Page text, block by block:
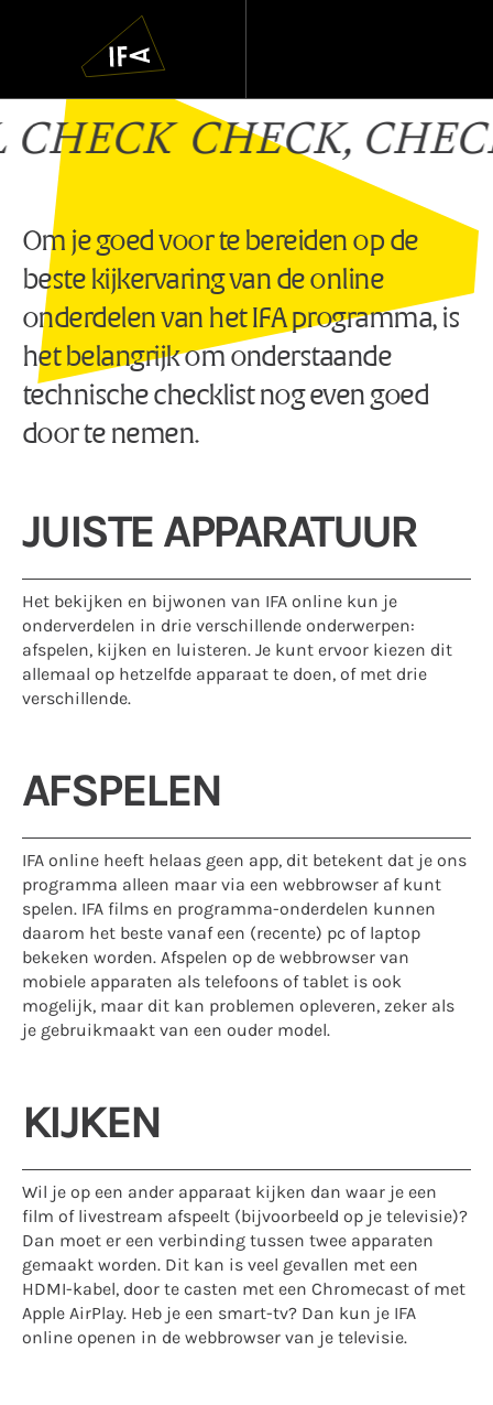
Navigatie
overslaan
IFA
Technische
checklist
CHECK,
Om je goed voor te bereiden op de
beste kijkervaring van de online
onderdelen van het IFA programma, is
het belangrijk om onderstaande
technische checklist nog even goed
door te nemen.
JUISTE APPARATUUR
Het bekijken en bijwonen van IFA online kun je
onderverdelen in drie verschillende onderwerpen:
afspelen, kijken en luisteren. Je kunt ervoor kiezen dit
allemaal op hetzelfde apparaat te doen, of met drie
verschillende.
AFSPELEN
IFA online heeft helaas geen app, dit betekent dat je ons
programma alleen maar via een webbrowser af kunt
spelen. IFA films en programma-onderdelen kunnen
daarom het beste vanaf een (recente) pc of laptop
bekeken worden. Afspelen op de webbrowser van
mobiele apparaten als telefoons of tablet is ook
mogelijk, maar dit kan problemen opleveren, zeker als
je gebruikmaakt van een ouder model.
KIJKEN
Wil je op een ander apparaat kijken dan waar je een
film of livestream afspeelt (bijvoorbeeld op je televisie)?
Dan moet er een verbinding tussen twee apparaten
gemaakt worden. Dit kan is veel gevallen met een
HDMI-kabel, door te casten met een Chromecast of met
Apple AirPlay. Heb je een smart-tv? Dan kun je IFA
online openen in de webbrowser van je televisie.